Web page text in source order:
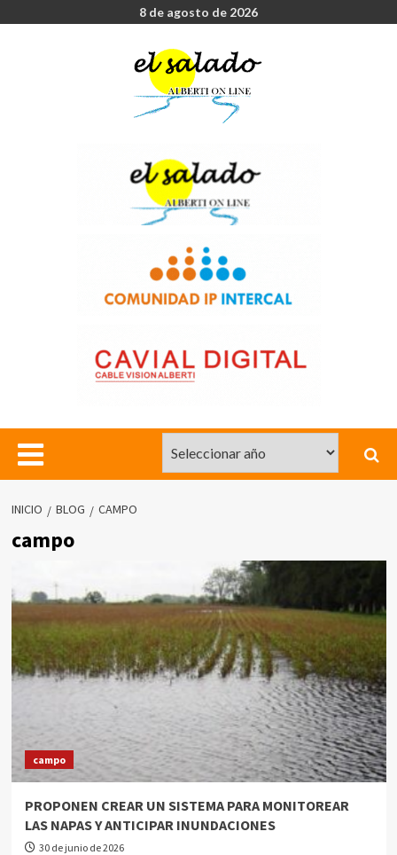
8 de agosto de 2026
INICIO BLOG CAMPO
campo
campo
PROPONEN CREAR UN SISTEMA PARA MONITOREAR
LAS NAPAS Y ANTICIPAR INUNDACIONES
30 de junio de 2026